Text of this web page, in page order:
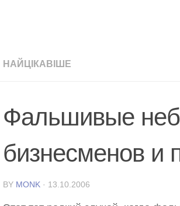
НАЙЦІКАВІШЕ
Фальшивые
бизнесменов и
BY MONK · 13.10.2006